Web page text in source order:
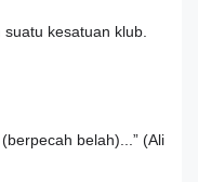
kesatuan klub.
belah)...” (Ali